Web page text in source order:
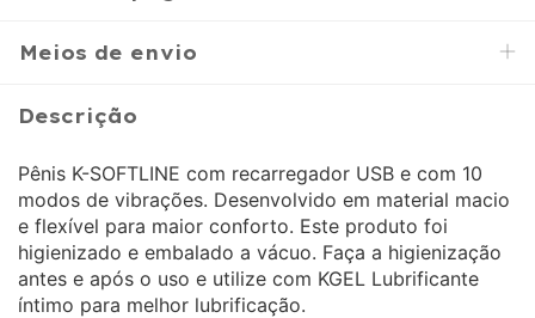
Meios de envio
Descrição
Pênis K-SOFTLINE com recarregador USB e com 10
modos de vibrações. Desenvolvido em material macio
e flexível para maior conforto. Este produto foi
higienizado e embalado a vácuo. Faça a higienização
antes e após o uso e utilize com KGEL Lubrificante
íntimo para melhor lubrificação.